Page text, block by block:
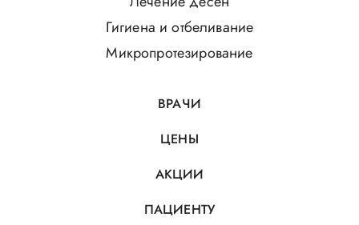
Гигиена и отбеливание
Микропротезирование
ВРАЧИ
ЦЕНЫ
АКЦИИ
ПАЦИЕНТУ